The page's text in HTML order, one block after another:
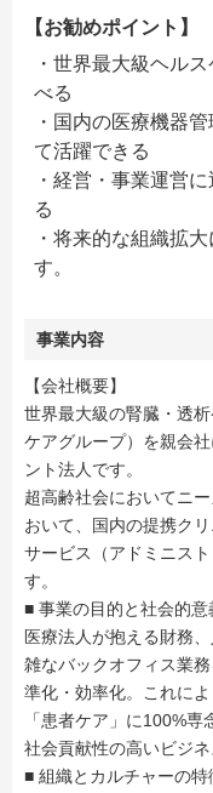
【お勧めポイント】
・世界最大級ヘル
べる
・国内の医療機器
て活躍できる
・経営・事業運営
る
・将来的な組織拡
す。
事業内容
【会社概要】
世界最大級の腎臓・透
ケアグループ）を親会
ント法人です。
超高齢社会においてニ
おいて、国内の提携ク
サービス（アドミニス
す。
■ 事業の目的と社会的意
医療法人が抱える財務
雑なバックオフィス業
準化・効率化。これに
「患者ケア」に100%
社会貢献性の高いビジ
■ 組織とカルチャーの特